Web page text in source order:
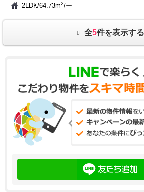
2LDK/64.73m2/ー
全5件を表示する